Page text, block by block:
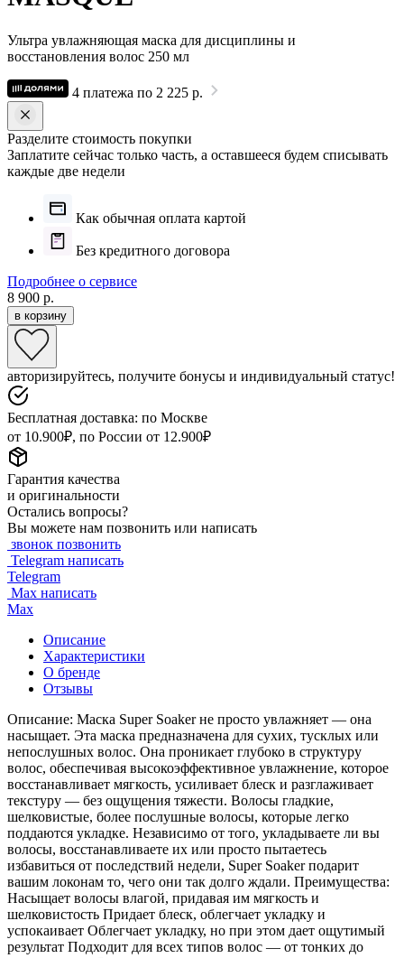
Ультра увлажняющая маска для дисциплины и
восстановления волос 250 мл
4 платежа по 2 225 р.
Разделите стоимость покупки
Заплатите сейчас только часть, а оставшееся будем списывать
каждые две недели
Как обычная оплата картой
Без кредитного договора
Подробнее о сервисе
8 900 р.
в корзину
авторизируйтесь, получите бонусы и индивидуальный статус!
Бесплатная доставка: по Москве
от 10.900₽, по России от 12.900₽
Гарантия качества
и оригинальности
Остались вопросы?
Вы можете нам позвонить или написать
звонок позвонить
Telegram написать
Telegram
Max написать
Max
Описание
Характеристики
О бренде
Отзывы
Описание: Маска Super Soaker не просто увлажняет — она
насыщает. Эта маска предназначена для сухих, тусклых или
непослушных волос. Она проникает глубоко в структуру
волос, обеспечивая высокоэффективное увлажнение, которое
восстанавливает мягкость, усиливает блеск и разглаживает
текстуру — без ощущения тяжести. Волосы гладкие,
шелковистые, более послушные волосы, которые легко
поддаются укладке. Независимо от того, укладываете ли вы
волосы, восстанавливаете их или просто пытаетесь
избавиться от последствий недели, Super Soaker подарит
вашим локонам то, чего они так долго ждали. Преимущества:
Насыщает волосы влагой, придавая им мягкость и
шелковистость Придает блеск, облегчает укладку и
успокаивает Облегчает укладку, но при этом дает ощутимый
результат Подходит для всех типов волос — от тонких до